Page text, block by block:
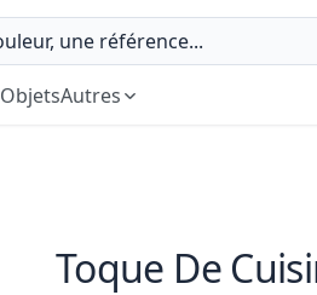
ObjetsAutres
Toque De